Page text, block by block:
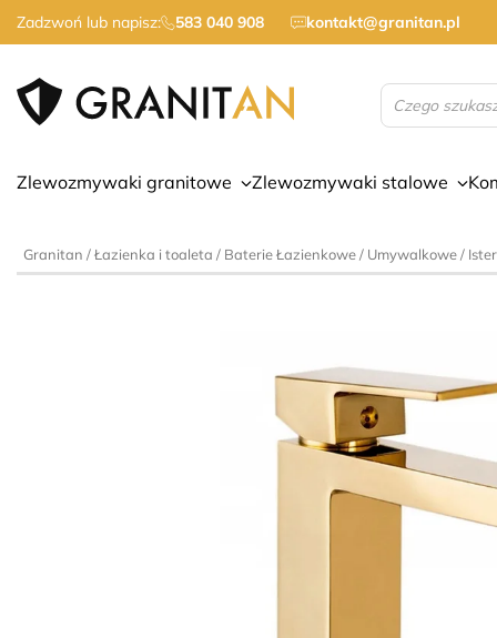
Zadzwoń lub napisz: 583 040 908 kontakt@granitan.pl
Wyszukiwarka
produktów
Zlewozmywaki granitowe Zlewozmywaki stalowe
Granitan /Łazienka i toaleta / Baterie Łazienkowe/ Umywalkowe/